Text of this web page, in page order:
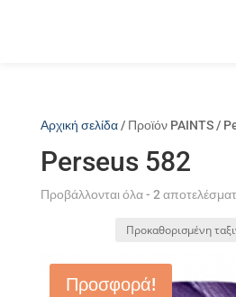
Αρχική σελίδα/ Προϊόν PAINTS /
Perseus 582
Προβάλλονται όλα - 2
Προσφορά!